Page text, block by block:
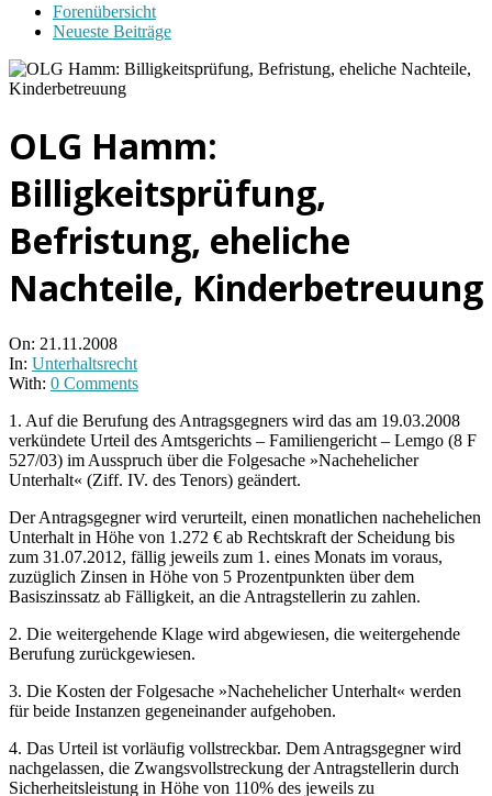
Forenübersicht
Neueste Beiträge
OLG Hamm:
Billigkeitsprüfung,
Befristung, eheliche
Nachteile, Kinderbetreuung
On: 21.11.2008
In: Unterhaltsrecht
With: 0 Comments
1. Auf die Berufung des Antragsgegners wird das am 19.03.2008
verkündete Urteil des Amtsgerichts – Familiengericht – Lemgo (8 F
527/03) im Ausspruch über die Folgesache »Nachehelicher
Unterhalt« (Ziff. IV. des Tenors) geändert.
Der Antragsgegner wird verurteilt, einen monatlichen nachehelichen
Unterhalt in Höhe von 1.272 € ab Rechtskraft der Scheidung bis
zum 31.07.2012, fällig jeweils zum 1. eines Monats im voraus,
zuzüglich Zinsen in Höhe von 5 Prozentpunkten über dem
Basiszinssatz ab Fälligkeit, an die Antragstellerin zu zahlen.
2. Die weitergehende Klage wird abgewiesen, die weitergehende
Berufung zurückgewiesen.
3. Die Kosten der Folgesache »Nachehelicher Unterhalt« werden
für beide Instanzen gegeneinander aufgehoben.
4. Das Urteil ist vorläufig vollstreckbar. Dem Antragsgegner wird
nachgelassen, die Zwangsvollstreckung der Antragstellerin durch
Sicherheitsleistung in Höhe von 110% des jeweils zu